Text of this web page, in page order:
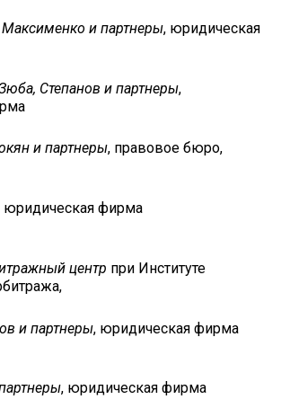
и партнеры, юридическая
Степанов и партнеры,
и партнеры, правовое бюро,
юридическая фирма
центр при Институте
и партнеры, юридическая фирма
, юридическая фирма